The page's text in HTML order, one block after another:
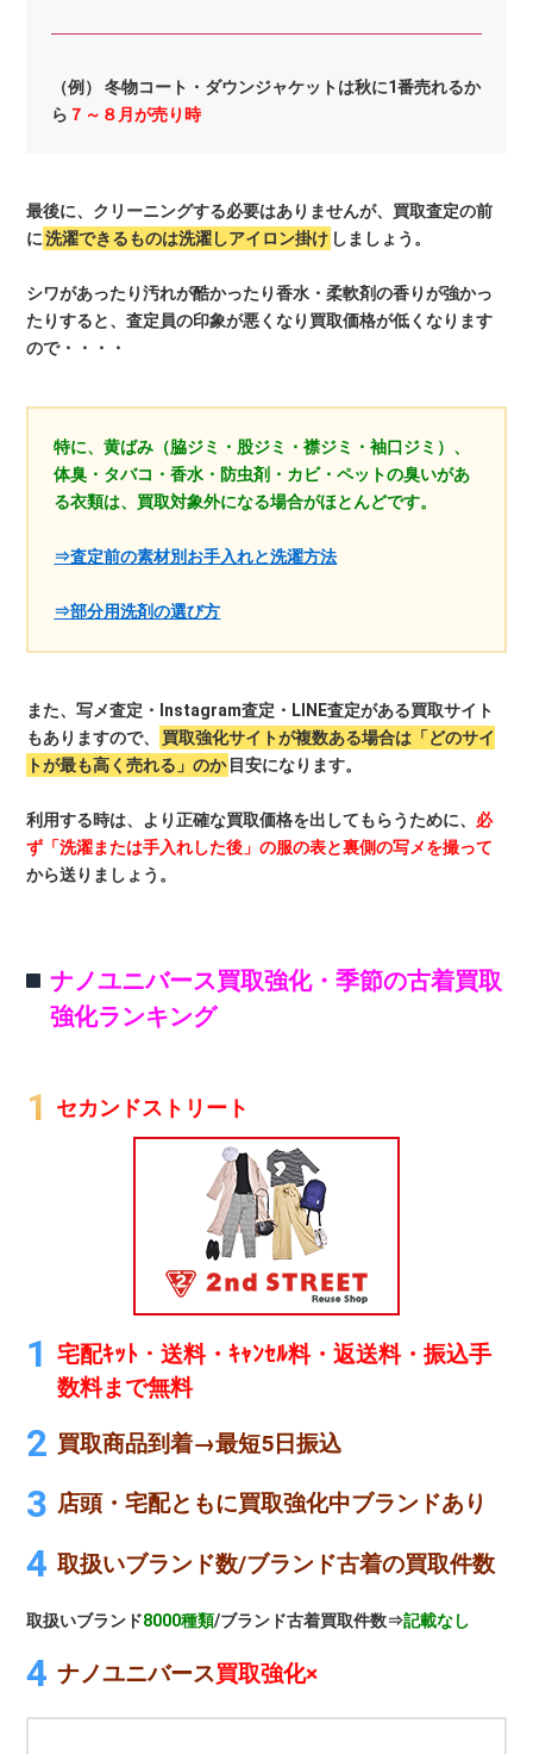
（例） 冬物コート・ダウンジャケットは秋に1番売れるか
ら ７～８月が売り時
最後に、クリーニングする必要はありませんが、買取査定の前
に 洗濯できるものは洗濯しアイロン掛け しましょう。
シワがあったり汚れが酷かったり香水・柔軟剤の香りが強かっ
たりすると、査定員の印象が悪くなり買取価格が低くなります
ので・・・・
特に、黄ばみ（脇ジミ・股ジミ・襟ジミ・袖口ジミ）、
体臭・タバコ・香水・防虫剤・カビ・ペットの臭いがあ
る衣類は、買取対象外になる場合がほとんどです。
⇒査定前の素材別お手入れと洗濯方法
⇒部分用洗剤の選び方
また、写メ査定・Instagram査定・LINE査定がある買取サイト
もありますので、
買取強化サイトが複数ある場合は「どのサイ
トが最も高く売れる」のか 目安になります。
利用する時は、より正確な買取価格を出してもらうために、 必
ず「洗濯または手入れした後」の服の表と裏側の写メを撮って
から送りましょう。
ナノユニバース買取強化・季節の古着買取
強化ランキング
セカンドストリート
宅配ｷｯﾄ・送料・ｷｬﾝｾﾙ料・返送料・振込手
数料まで無料
買取商品到着→最短5日振込
店頭・宅配ともに買取強化中ブランドあり
取扱いブランド数/ブランド古着の買取件数
取扱いブランド8000種類/ブランド古着買取件数⇒記載なし
ナノユニバース買取強化×